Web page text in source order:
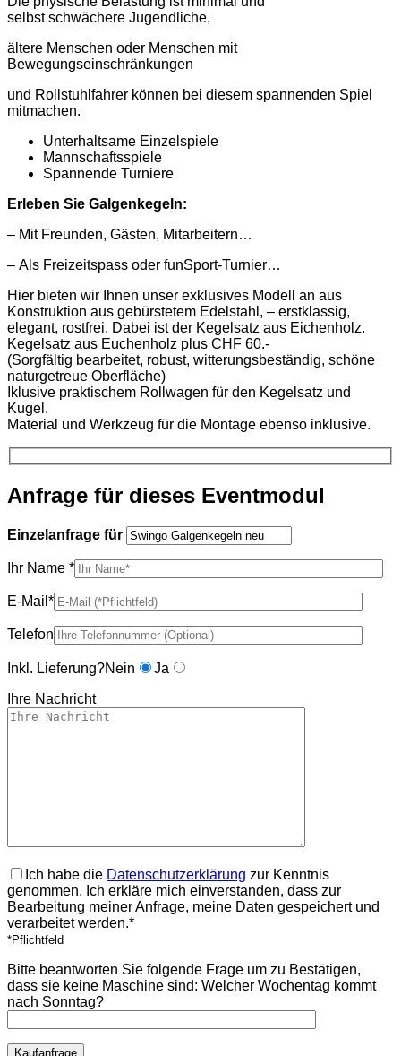
selbst schwächere Jugendliche,
ältere Menschen oder Menschen mit
Bewegungseinschränkungen
und Rollstuhlfahrer können bei diesem spannenden Spiel
mitmachen.
Unterhaltsame Einzelspiele
Mannschaftsspiele
Spannende Turniere
Erleben Sie Galgenkegeln:
– Mit Freunden, Gästen, Mitarbeitern…
– Als Freizeitspass oder funSport-Turnier…
Hier bieten wir Ihnen unser exklusives Modell an aus
Konstruktion aus gebürstetem Edelstahl, – erstklassig,
elegant, rostfrei. Dabei ist der Kegelsatz aus Eichenholz.
Kegelsatz aus Euchenholz plus CHF 60.-
(Sorgfältig bearbeitet, robust, witterungsbeständig, schöne
naturgetreue Oberfläche)
Iklusive praktischem Rollwagen für den Kegelsatz und
Kugel.
Material und Werkzeug für die Montage ebenso inklusive.
Anfrage für dieses Eventmodul
Einzelanfrage für
Ihr Name *
E-Mail*
Telefon
Inkl. Lieferung?Nein
Ja
Ihre Nachricht
Ich habe die Datenschutzerklärung zur Kenntnis
genommen. Ich erkläre mich einverstanden, dass zur
Bearbeitung meiner Anfrage, meine Daten gespeichert und
verarbeitet werden.*
*Pflichtfeld
Bitte beantworten Sie folgende Frage um zu Bestätigen,
dass sie keine Maschine sind: Welcher Wochentag kommt
nach Sonntag?